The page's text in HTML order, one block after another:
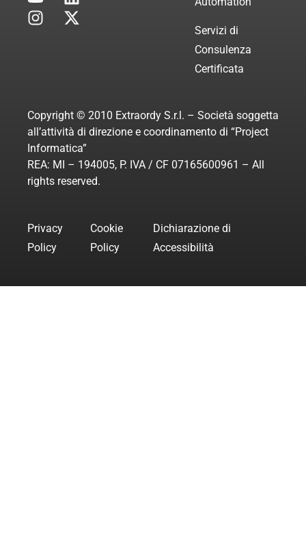
Servizi di
Consulenza
Certificata
Copyright © 2010 Extraordy S.r.l. – Società soggetta
all’attività di direzione e coordinamento di “Project
Informatica”
REA: MI – 194005, P. IVA / CF 07165600961 – All
rights reserved.
Privacy
Policy
Cookie
Policy
Dichiarazione di
Accessibilità